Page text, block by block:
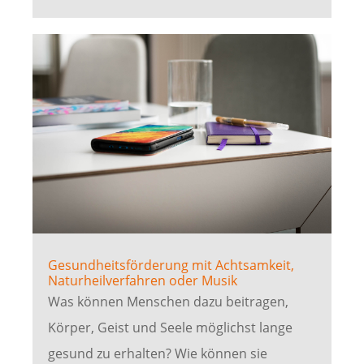
Gesundheitsförderung mit Achtsamkeit,
Naturheilverfahren oder Musik
Was können Menschen dazu beitragen,
Körper, Geist und Seele möglichst lange
gesund zu erhalten? Wie können sie